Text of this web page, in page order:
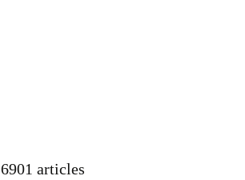
6901 articles